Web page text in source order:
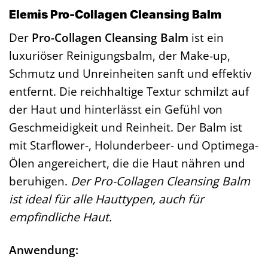
Elemis Pro-Collagen Cleansing Balm
Der Pro-Collagen Cleansing Balm ist ein
luxuriöser Reinigungsbalm, der Make-up,
Schmutz und Unreinheiten sanft und effektiv
entfernt. Die reichhaltige Textur schmilzt auf
der Haut und hinterlässt ein Gefühl von
Geschmeidigkeit und Reinheit. Der Balm ist
mit Starflower-, Holunderbeer- und Optimega-
Ölen angereichert, die die Haut nähren und
beruhigen. Der Pro-Collagen Cleansing Balm
ist ideal für alle Hauttypen, auch für
empfindliche Haut.
Anwendung: